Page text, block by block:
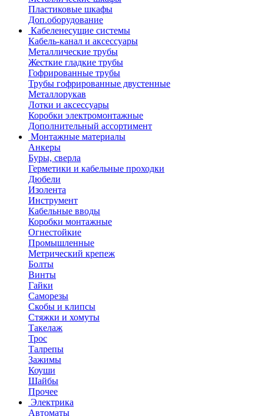
Пластиковые шкафы
Доп.оборудование
Кабеленесущие системы
Кабель-канал и аксессуары
Металлические трубы
Жесткие гладкие трубы
Гофрированные трубы
Трубы гофрированные двустенные
Металлорукав
Лотки и аксессуары
Коробки электромонтажные
Дополнительный ассортимент
Монтажные материалы
Анкеры
Буры, сверла
Герметики и кабельные проходки
Дюбели
Изолента
Инструмент
Кабельные вводы
Коробки монтажные
Огнестойкие
Промышленные
Метрический крепеж
Болты
Винты
Гайки
Саморезы
Скобы и клипсы
Стяжки и хомуты
Такелаж
Трос
Талрепы
Зажимы
Коуши
Шайбы
Прочее
Электрика
Автоматы